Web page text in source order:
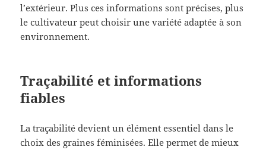
l’extérieur. Plus ces informations sont précises, plus
le cultivateur peut choisir une variété adaptée à son
environnement.
Traçabilité et informations
fiables
La traçabilité devient un élément essentiel dans le
choix des graines féminisées. Elle permet de mieux